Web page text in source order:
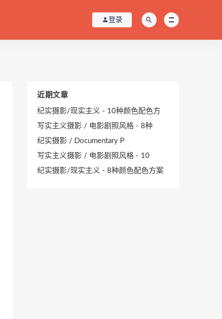
登录
近期文章
纪实摄影/现实主义 - 10种颜色配色方
写实主义摄影 / 电影剧照风格 - 8种
纪实摄影 / Documentary P
写实主义摄影 / 电影剧照风格 - 10
纪实摄影/现实主义 - 8种颜色配色方案